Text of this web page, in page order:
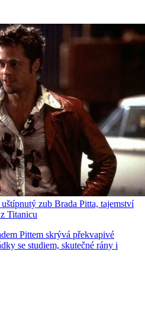
zub Brada Pitta, tajemství
Titanicu
Pittem skrývá překvapivé
se studiem, skutečné rány i